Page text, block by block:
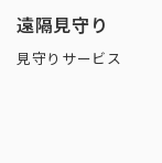
遠隔見守り
見守りサービス